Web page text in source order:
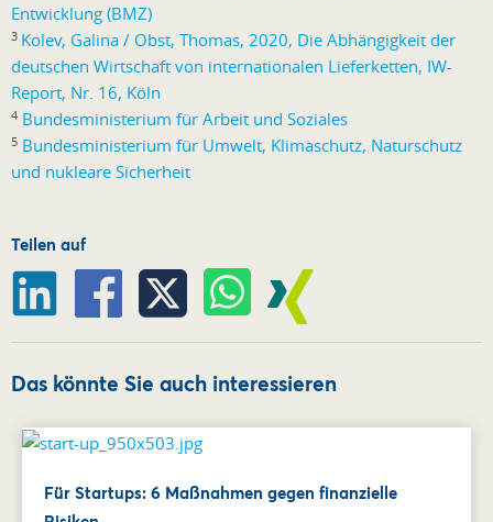
Entwicklung (BMZ)
3 Kolev, Galina / Obst, Thomas, 2020, Die Abhängigkeit der
deutschen Wirtschaft von internationalen Lieferketten, IW-
Report, Nr. 16, Köln
4 Bundesministerium für Arbeit und Soziales
5 Bundesministerium für Umwelt, Klimaschutz, Naturschutz
und nukleare Sicherheit
Teilen auf
Das könnte Sie auch interessieren
Für Startups: 6 Maßnahmen gegen finanzielle